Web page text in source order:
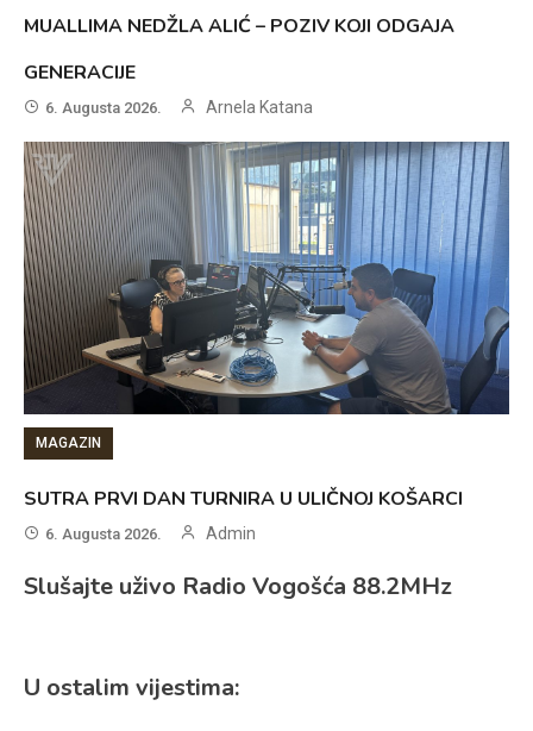
MUALLIMA NEDŽLA ALIĆ – POZIV KOJI ODGAJA
GENERACIJE
6. Augusta 2026. Arnela Katana
MAGAZIN
SUTRA PRVI DAN TURNIRA U ULIČNOJ KOŠARCI
6. Augusta 2026. Admin
Slušajte uživo Radio Vogošća 88.2MHz
U ostalim vijestima: